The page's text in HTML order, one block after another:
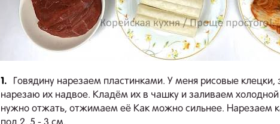
1.
Говядину нарезаем пластинками. У меня рисовые
нарезаю их надвое. Кладём их в чашку и заливаем
нужно отжать, отжимаем её Как можно сильнее. Нарезаем